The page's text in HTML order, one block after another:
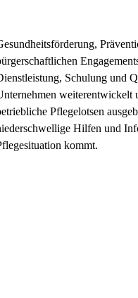
Schulung und
weiterentwickelt
Pflegelotsen
Hilfen und
kommt.